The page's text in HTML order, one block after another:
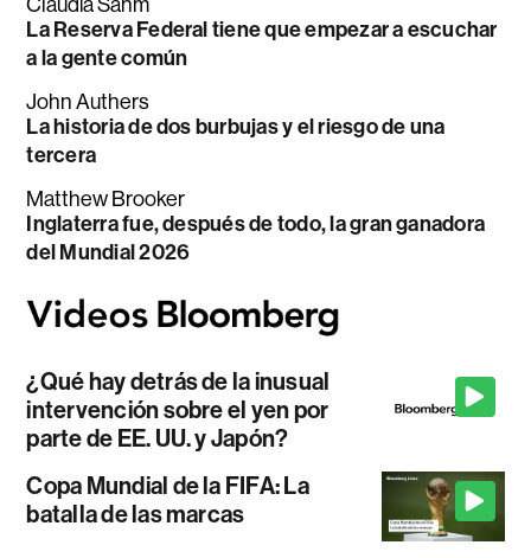
La Reserva Federal tiene que empezar a escuchar
a la gente común
John Authers
La historia de dos burbujas y el riesgo de una
tercera
Matthew Brooker
Inglaterra fue, después de todo, la gran ganadora
del Mundial 2026
¿Qué hay detrás de la inusual
intervención sobre el yen por
parte de EE. UU. y Japón?
Copa Mundial de la FIFA: La
batalla de las marcas